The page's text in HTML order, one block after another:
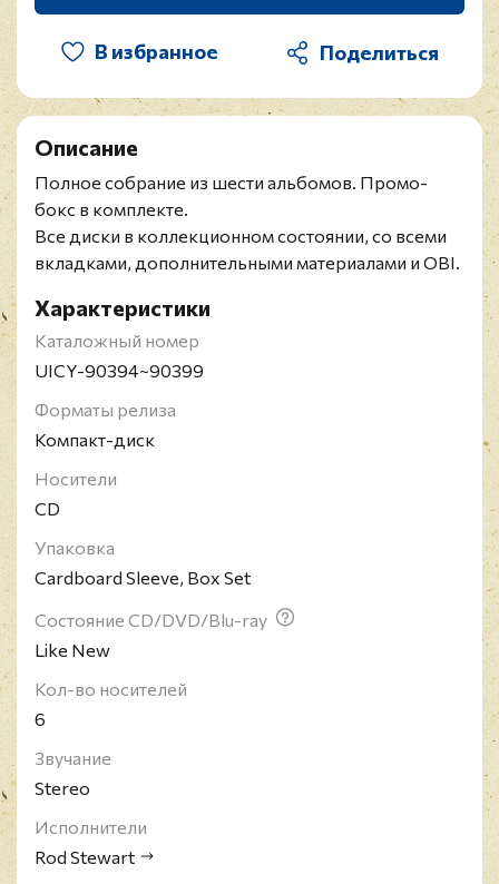
В избранное
Описание
Полное собрание из шести альбомов. Промо-
бокс в комплекте.
Все диски в коллекционном состоянии, со всеми
вкладками, дополнительными материалами и OBI.
Характеристики
Каталожный номер
UICY-90394~90399
Форматы релиза
Компакт-диск
Носители
CD
Упаковка
Cardboard Sleeve, Box Set
Состояние CD/DVD/Blu-ray
Like New
Кол-во носителей
6
Звучание
Stereo
Исполнители
Rod Stewart